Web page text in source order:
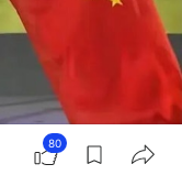
80